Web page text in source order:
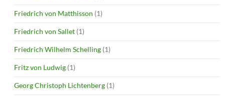
Friedrich von Matthisson (1)
Friedrich von Sallet (1)
Friedrich Wilhelm Schelling (1)
Fritz von Ludwig (1)
Georg Christoph Lichtenberg (1)